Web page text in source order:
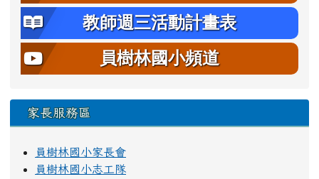
教師週三活動計畫表
員樹林國小頻道
家長服務區
員樹林國小家長會
員樹林國小志工隊